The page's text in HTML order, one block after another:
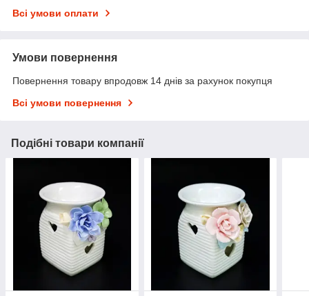
Всі умови оплати
Умови повернення
Повернення товару впродовж 14 днів за рахунок покупця
Всі умови повернення
Подібні товари компанії